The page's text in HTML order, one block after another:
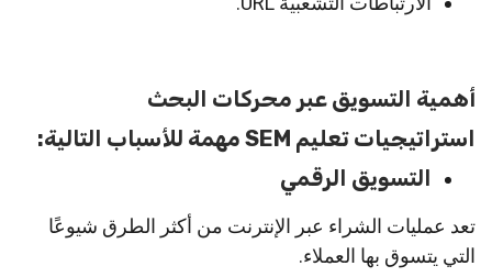
أهمية التسويق عبر محركات البحث
استراتيجيات تعليم SEM مهمة للأسباب التالية:
التسويق الرقمي
تعد عمليات الشراء عبر الإنترنت من أكثر الطرق شيوعًا
التي يتسوق بها العملاء.